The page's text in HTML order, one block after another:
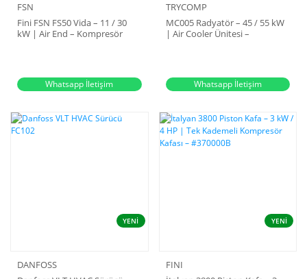
FSN
Fini FSN FS50 Vida – 11 / 30
kW | Air End – Kompresör
Whatsapp İletişim
TRYCOMP
MC005 Radyatör – 45 / 55 kW
| Air Cooler Ünitesi –
Whatsapp İletişim
YENİ
DANFOSS
YENİ
FINI